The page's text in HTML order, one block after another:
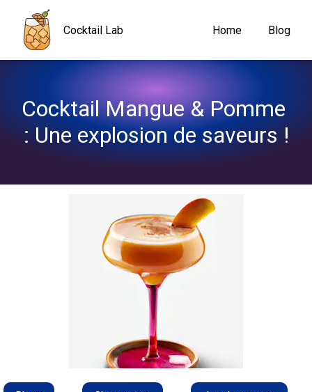
Cocktail Lab Home Blog
Cocktail Mangue & Pomme
: Une explosion de saveurs !
Navigated to Cocktail Mangue & Pomme : Une explosion de